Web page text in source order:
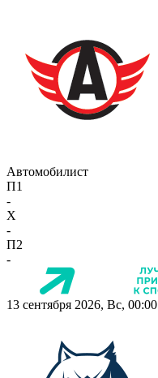
Автомобилист
П1
-
X
-
П2
-
13 сентября 2026, Вс, 00:00